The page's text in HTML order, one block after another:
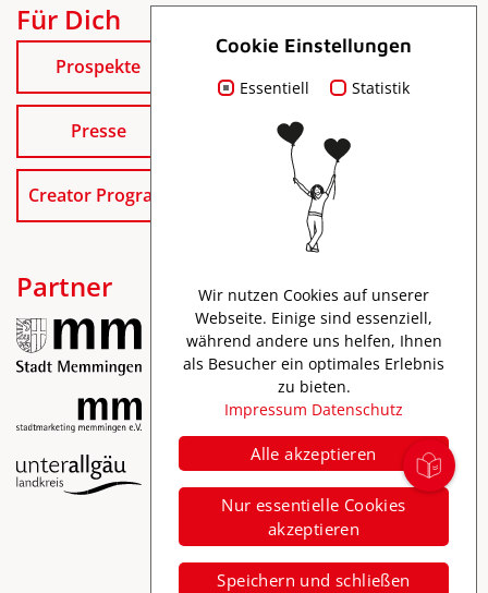
Für Dich
Prospekte
Presse
Creator Program
Partner
Impressum
Datenschutz
Barrierefreiheit
Cookie Einstellungen
Essentiell Statistik
Wir nutzen Cookies auf unserer
Webseite. Einige sind essenziell,
während andere uns helfen, Ihnen
als Besucher ein optimales Erlebnis
zu bieten.
Impressum Datenschutz
Alle akzeptieren
Nur essentielle Cookies
akzeptieren
Speichern und schließen